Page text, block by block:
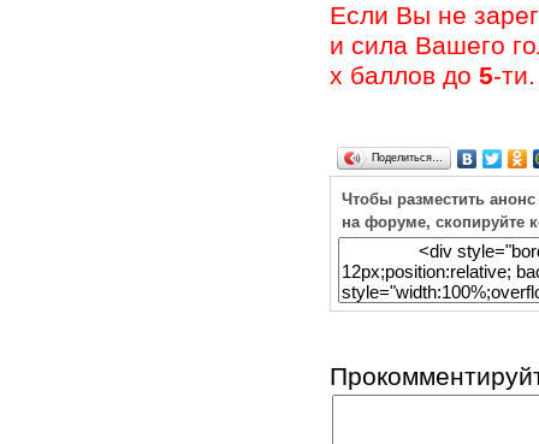
Если Вы не
и сила Вашего
х баллов до 5-ти.
Поделиться…
Чтобы разместить
на форуме, скопируйте